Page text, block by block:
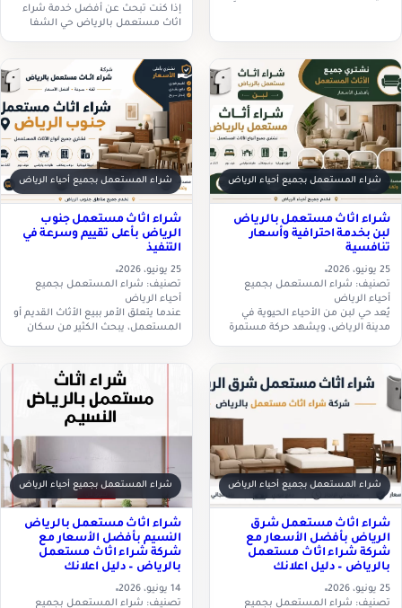
إذا كنت تبحث عن أفضل خدمة شراء
اثاث مستعمل بالرياض حي الشفا
دليل…
شراء المستعمل بجميع أحياء الرياض
شراء اثاث مستعمل بالرياض
لبن بخدمة احترافية وأسعار
تنافسية
25 يونيو، 2026
تصنيف: شراء المستعمل بجميع
أحياء الرياض
يُعد حي لبن من الأحياء الحيوية في
مدينة الرياض، ويشهد حركة مستمرة
شراء المستعمل بجميع أحياء الرياض
شراء اثاث مستعمل جنوب
الرياض بأعلى تقييم وسرعة في
التنفيذ
25 يونيو، 2026
تصنيف: شراء المستعمل بجميع
أحياء الرياض
عندما يتعلق الأمر ببيع الأثاث القديم أو
المستعمل، يبحث الكثير من سكان
بأسعار مناسبة…
شراء المستعمل بجميع أحياء الرياض
شراء اثاث مستعمل شرق
الرياض بأفضل الأسعار مع
شركة شراء اثاث مستعمل
بالرياض – دليل اعلانك
25 يونيو، 2026
تصنيف: شراء المستعمل بجميع
شراء المستعمل بجميع أحياء الرياض
شراء اثاث مستعمل بالرياض
النسيم بأفضل الأسعار مع
شركة شراء اثاث مستعمل
بالرياض – دليل اعلانك
14 يونيو، 2026
تصنيف: شراء المستعمل بجميع